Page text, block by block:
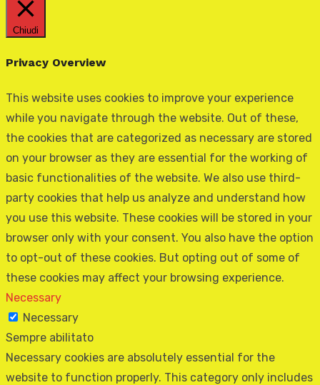
Chiudi
Privacy Overview
This website uses cookies to improve your experience
while you navigate through the website. Out of these,
the cookies that are categorized as necessary are stored
on your browser as they are essential for the working of
basic functionalities of the website. We also use third-
party cookies that help us analyze and understand how
you use this website. These cookies will be stored in your
browser only with your consent. You also have the option
to opt-out of these cookies. But opting out of some of
these cookies may affect your browsing experience.
Necessary
Necessary
Sempre abilitato
Necessary cookies are absolutely essential for the
website to function properly. This category only includes